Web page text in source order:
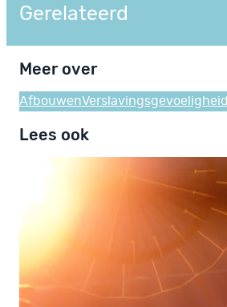
Gerelateerd
Meer over
AfbouwenVerslavingsgevoeligheid
Lees ook